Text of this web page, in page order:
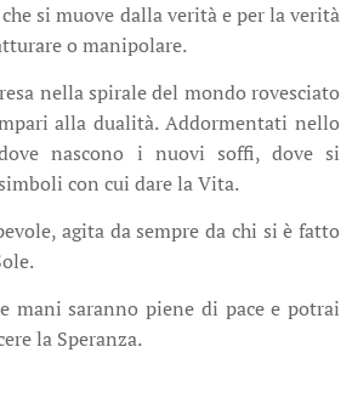
si muove dalla verità e per la verità
o manipolare.
nella spirale del mondo rovesciato
alla dualità. Addormentati nello
nascono i nuovi soffi, dove si
con cui dare la Vita.
agita da sempre da chi si è fatto
mani saranno piene di pace e potrai
la Speranza.